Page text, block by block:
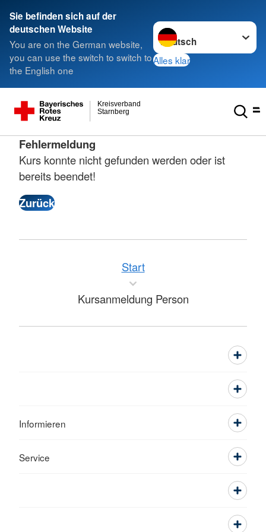
Sie befinden sich auf der
deutschen Website
You are on the German website,
you can use the switch to switch to
the English one
Sprache wechseln zu
Alles klar
Starnberg
Kreisverband
Fehlermeldung
Kurs konnte nicht gefunden werden oder ist
bereits beendet!
Start
Kursanmeldung Person
Informieren
Service